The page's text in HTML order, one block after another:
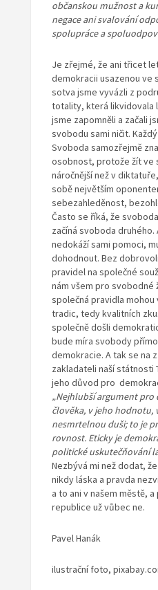
občanskou mužnosta
negace ani svalování
spolupráce a
Je zřejmé, že ani třicet
demokracii usazenou ve
sotva jsme vyvázli z
totality, která likvidovala
jsme zapomněli a začali
svobodu sami ničit.
Svoboda samozřejmě
osobnost, protože žít ve
náročnější než v
sobě největším
sebezahleděnost,
Často se říká, že
začíná svoboda
nedokáží sami pomoci,
dohodnout. Bez
pravidel na společné
nám všem pro svobodné
společná pravidla mohou
tradic, tedy kvalitních
společně došli
bude míra svobody
demokracie. A tak se na
zakladateli naší státnosti
jeho důvod pro
„Nejhlubšíargument pro
člověka, v jeho hodnotu,
nesmrtelnou duši; to je
rovnost. Eticky je
politické uskutečňování
Nezbývá mi než dodat,
nikdy láska a pravda
a to ani v našem městě,
republice už vůbec ne.
Pavel Hanák
ilustrační foto,